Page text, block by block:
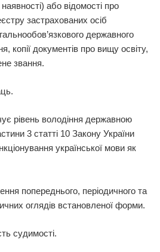
або відомості про
застрахованих осіб
державного
копії документів про вищу освіту,
звання.
рівень володіння державною
3 статті 10 Закону України
української мови як
попереднього, періодичного та
оглядів встановленої форми.
судимості.